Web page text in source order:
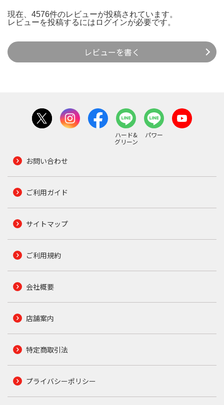
現在、4576件のレビューが投稿されています。
レビューを投稿するには ログインが必要です。
レビューを書く
ハード&
グリーン
パワー
お問い合わせ
ご利用ガイド
サイトマップ
ご利用規約
会社概要
店舗案内
特定商取引法
プライバシーポリシー